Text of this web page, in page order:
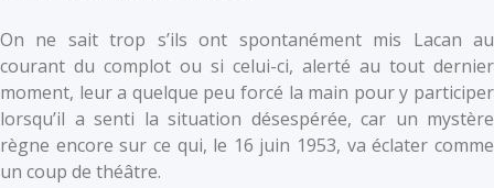
On ne sait trop s’ils ont spontanément mis Lacan au
courant du complot ou si celui-ci, alerté au tout dernier
moment, leur a quelque peu forcé la main pour y participer
lorsqu’il a senti la situation désespérée, car un mystère
règne encore sur ce qui, le 16 juin 1953, va éclater comme
un coup de théâtre.